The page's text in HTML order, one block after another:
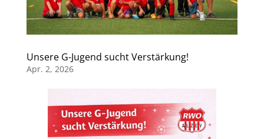
Unsere G-Jugend sucht Verstärkung!
Apr. 2, 2026